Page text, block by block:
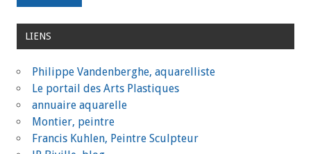
LIENS
Philippe Vandenberghe, aquarelliste
Le portail des Arts Plastiques
annuaire aquarelle
Montier, peintre
Francis Kuhlen, Peintre Sculpteur